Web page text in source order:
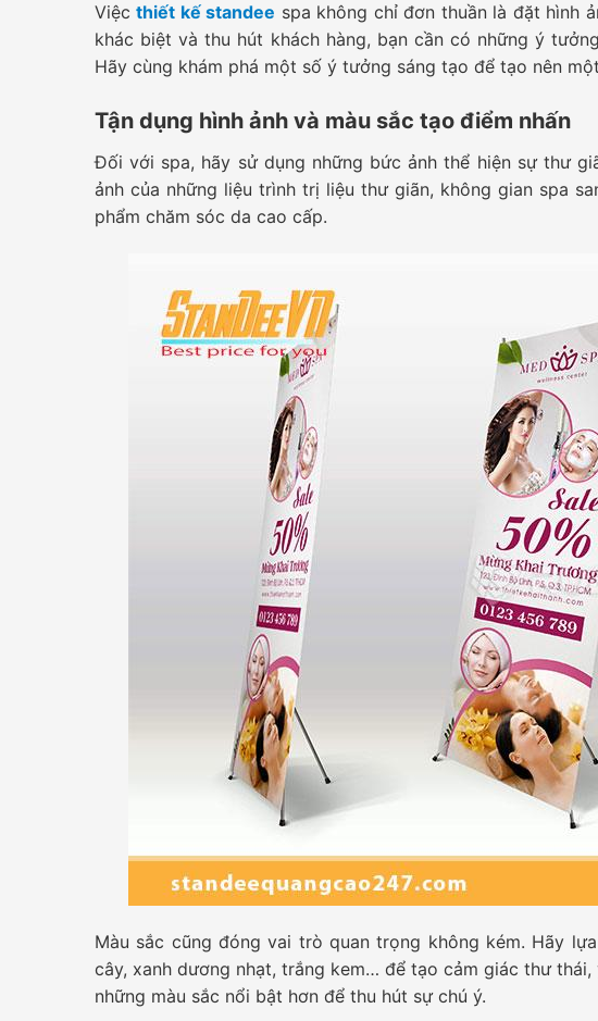
Việcthiết kế standee spa không chỉ đơn thuần là đặt hình
khác biệt và thu hút khách hàng, bạn cần có những ý
Hãy cùng khám phá một số ý tưởng sáng tạo để tạo nên
Tận dụng hình ảnh và màu sắc tạo điểm nhấn
Đối với spa, hãy sử dụng những bức ảnh thể hiện sự thư
ảnh của những liệu trình trị liệu thư giãn, không gian spa
phẩm chăm sóc da cao cấp.
Màu sắc cũng đóng vai trò quan trọng không kém. Hãy
cây, xanh dương nhạt, trắng kem… để tạo cảm giác thư
những màu sắc nổi bật hơn để thu hút sự chú ý.